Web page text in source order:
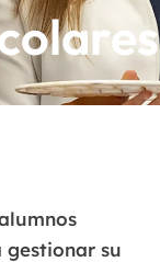
gestionar su